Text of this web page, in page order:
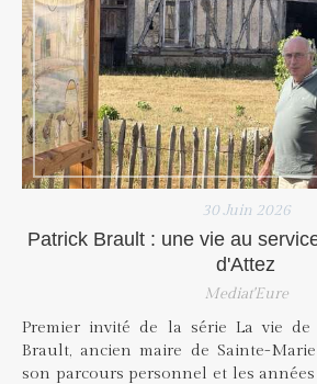
30 Juin 2026
Patrick Brault : une vie au
d'Attez
Mediat'Eure
Premier invité de la série La vie de
Brault, ancien maire de Sainte-
son parcours personnel et les